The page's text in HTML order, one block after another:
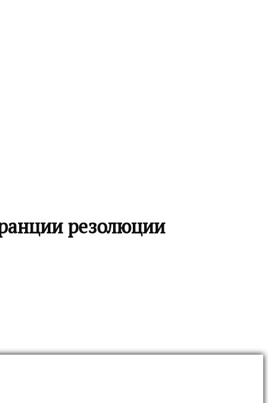
резолюции